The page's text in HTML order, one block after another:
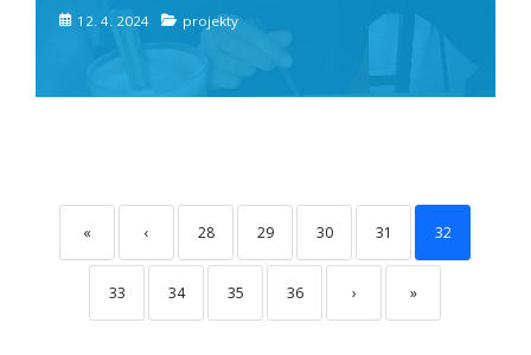
12. 4. 2024 projekty
« ‹ 28 29 30 31 32
33 34 35 36 › »